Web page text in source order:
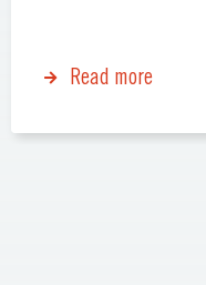
Read more